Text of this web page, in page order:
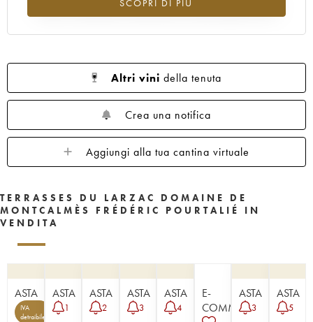
Valore in aumento per l'annata 2022 nel 2026 rispetto al 2025
Altri vini della tenuta
Crea una notifica
Aggiungi alla tua cantina virtuale
TERRASSES DU LARZAC DOMAINE DE
MONTCALMÈS FRÉDÉRIC POURTALIÉ IN
VENDITA
ASTA
IVA
detraibile
5
ASTA
1
ASTA
2
ASTA
3
ASTA
4
E-
COMMERCE
ASTA
3
ASTA
5